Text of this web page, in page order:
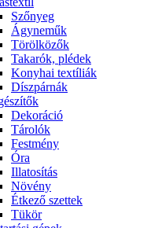
Szőnyeg
Ágyneműk
Törölközők
Takarók, plédek
Konyhai textíliák
Díszpárnák
Dekoráció
Tárolók
Festmény
Óra
Illatosítás
Növény
Étkező szettek
Tükör